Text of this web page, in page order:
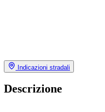
Indicazioni stradali
Descrizione